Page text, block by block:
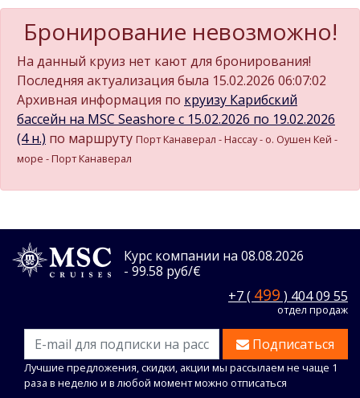
Бронирование невозможно!
На данный круиз нет кают для бронирования!
Последняя актуализация была 15.02.2026 06:07:02
Архивная информация по круизу Карибский
бассейн на MSC Seashore c 15.02.2026 по 19.02.2026
(4 н.) по маршруту Порт Канаверал - Нассау - о. Оушен Кей -
море - Порт Канаверал
Курс компании на 08.08.2026
- 99.58 руб/€
+7 ( 499 ) 404 09 55
отдел продаж
Подписаться
Лучшие предложения, скидки, акции мы рассылаем не чаще 1
раза в неделю и в любой момент можно отписаться